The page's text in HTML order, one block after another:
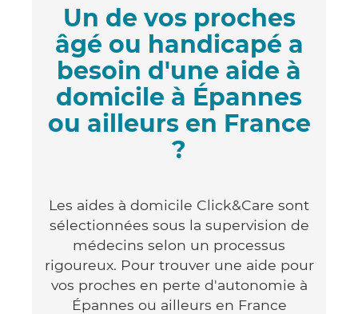
Un de vos proches
âgé ou handicapé a
besoin d'une aide à
domicile à Épannes
ou ailleurs en France
?
Les aides à domicile Click&Care sont
sélectionnées sous la supervision de
médecins selon un processus
rigoureux. Pour trouver une aide pour
vos proches en perte d'autonomie à
Épannes ou ailleurs en France